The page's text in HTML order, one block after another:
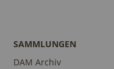
SAMMLUNGEN
DAM Archiv